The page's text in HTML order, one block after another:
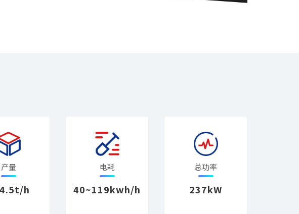
产量
h
电耗
40~119kwh/h
总功率
237kW